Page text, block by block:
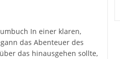
In einer klaren,
das Abenteuer des
das hinausgehen sollte,